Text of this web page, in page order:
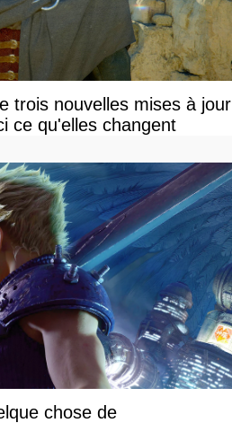
trois nouvelles mises à jour
ce qu'elles changent
chose de